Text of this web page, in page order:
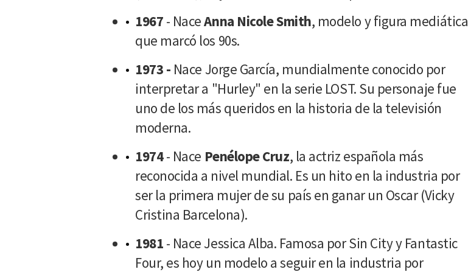
1967 - NaceAnna Nicole Smith, modelo y figura mediática
que marcó los 90s.
1973 - Nace Jorge García, mundialmente conocido por
interpretar a "Hurley" en la serie LOST. Su personaje fue
uno de los más queridos en la historia de la televisión
moderna.
1974- Nace Penélope Cruz, la actriz española más
reconocida a nivel mundial. Es un hito en la industria por
ser la primera mujer de su país en ganar un Oscar (Vicky
Cristina Barcelona).
1981 - Nace Jessica Alba. Famosa por Sin City y Fantastic
Four, es hoy un modelo a seguir en la industria por